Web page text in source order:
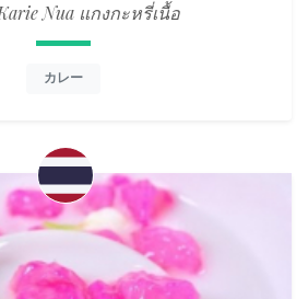
Nua แกงกะหรี่เนื้อ
カレー